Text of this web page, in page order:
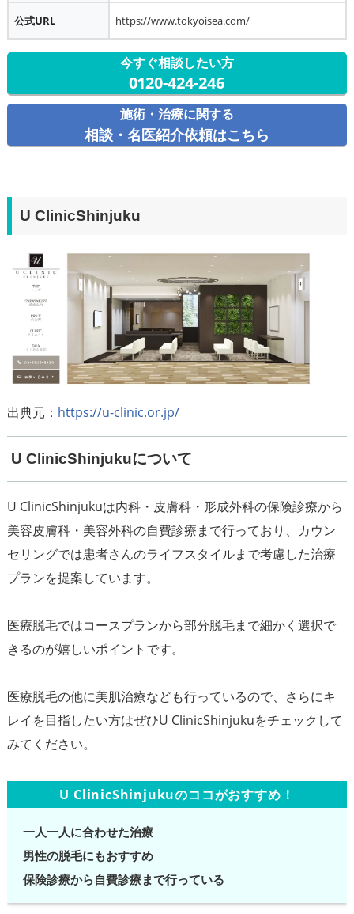
公式URL https://www.tokyoisea.com/
今すぐ相談したい方
0120-424-246
施術・治療に関する
相談・名医紹介依頼はこちら
U ClinicShinjuku
出典元： https://u-clinic.or.jp/
U ClinicShinjukuについて
U ClinicShinjukuは内科・皮膚科・形成外科の保険診療から
美容皮膚科・美容外科の自費診療まで行っており、カウン
セリングでは患者さんのライフスタイルまで考慮した治療
プランを提案しています。
医療脱毛ではコースプランから部分脱毛まで細かく選択で
きるのが嬉しいポイントです。
医療脱毛の他に美肌治療なども行っているので、さらにキ
レイを目指したい方はぜひU ClinicShinjukuをチェックして
U ClinicShinjukuのココがおすすめ！
一人一人に合わせた治療
男性の脱毛にもおすすめ
保険診療から自費診療まで行っている